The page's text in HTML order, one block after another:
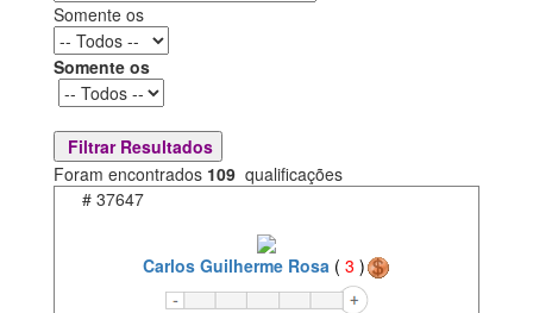
Somente os
Somente os
Foram encontrados 109 qualificações
# 37647
Carlos Guilherme Rosa ( 3 )